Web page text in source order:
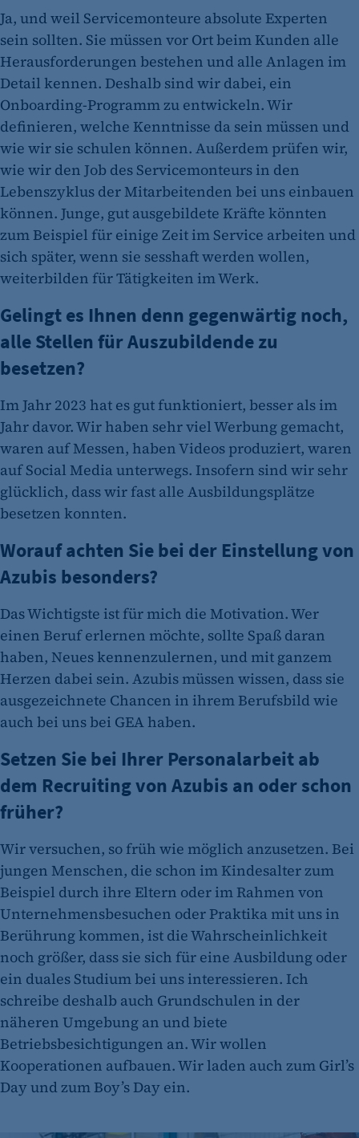
Ja, und weil Servicemonteure absolute Experten
sein sollten. Sie müssen vor Ort beim Kunden alle
Herausforderungen bestehen und alle Anlagen im
Detail kennen. Deshalb sind wir dabei, ein
Onboarding-Programm zu entwickeln. Wir
definieren, welche Kenntnisse da sein müssen und
wie wir sie schulen können. Außerdem prüfen wir,
wie wir den Job des Servicemonteurs in den
Lebenszyklus der Mitarbeitenden bei uns einbauen
können. Junge, gut ausgebildete Kräfte könnten
zum Beispiel für einige Zeit im Service arbeiten und
sich später, wenn sie sesshaft werden wollen,
weiterbilden für Tätigkeiten im Werk.
Gelingt es Ihnen denn gegenwärtig noch,
alle Stellen für Auszubildende zu
besetzen?
Im Jahr 2023 hat es gut funktioniert, besser als im
Jahr davor. Wir haben sehr viel Werbung gemacht,
waren auf Messen, haben Videos produziert, waren
auf Social Media unterwegs. Insofern sind wir sehr
glücklich, dass wir fast alle Ausbildungsplätze
besetzen konnten.
Worauf achten Sie bei der Einstellung von
Azubis besonders?
Das Wichtigste ist für mich die Motivation. Wer
einen Beruf erlernen möchte, sollte Spaß daran
haben, Neues kennenzulernen, und mit ganzem
Herzen dabei sein. Azubis müssen wissen, dass sie
ausgezeichnete Chancen in ihrem Berufsbild wie
auch bei uns bei GEA haben.
Setzen Sie bei Ihrer Personalarbeit ab
dem Recruiting von Azubis an oder schon
früher?
Wir versuchen, so früh wie möglich anzusetzen. Bei
jungen Menschen, die schon im Kindesalter zum
Beispiel durch ihre Eltern oder im Rahmen von
Unternehmensbesuchen oder Praktika mit uns in
Berührung kommen, ist die Wahrscheinlichkeit
noch größer, dass sie sich für eine Ausbildung oder
ein duales Studium bei uns interessieren. Ich
schreibe deshalb auch Grundschulen in der
näheren Umgebung an und biete
Betriebsbesichtigungen an. Wir wollen
Kooperationen aufbauen. Wir laden auch zum Girl’s
Day und zum Boy’s Day ein.